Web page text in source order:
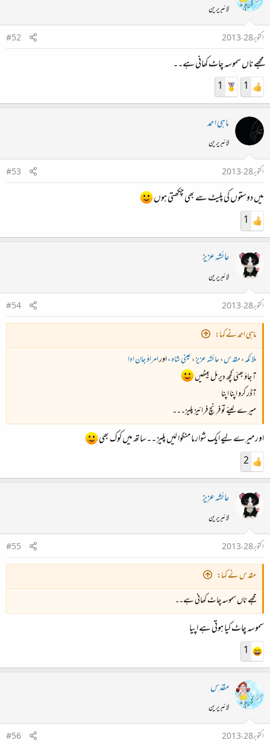
لائبریرین
اکتوبر 28، 2013
#52
مجھے ناں سموسہ چاٹ کھانی ہے۔۔
1
1
ماہی احمد
لائبریرین
اکتوبر 28، 2013
#53
میں دوستوں کی پلیٹ سے بھی چکھتی ہوں
1
عائشہ عزیز
لائبریرین
اکتوبر 28، 2013
#54
ماہی احمد نے کہا:
ملائکہ،مقدس،عائشہ عزیز،عینی شاہ، اورامراؤ جان ادا
آ جاؤ بھئی کچھ دیر مل بیٹھیں
آڈر کرو اپنا اپنا
میرے لیئے تو فرنچ فرائیز پلیز۔۔۔
اور میرے لیے ایک شوارما منگوا لیں پلیز ۔۔ساتھ میں کوک بھی
2
عائشہ عزیز
لائبریرین
اکتوبر 28، 2013
#55
مقدس نے کہا:
مجھے ناں سموسہ چاٹ کھانی ہے۔۔
سموسہ چاٹ کیا ہوتی ہے اپیا
1
مقدس
لائبریرین
اکتوبر 28، 2013
#56